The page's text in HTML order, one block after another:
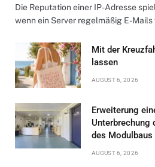
Die Reputation einer IP-Adresse
wenn ein Server regelmäßig E-
Mit der
lassen
AUGUST 6, 2026
Erweiterung
Unterbrechung
des Modulbaus
AUGUST 6, 2026